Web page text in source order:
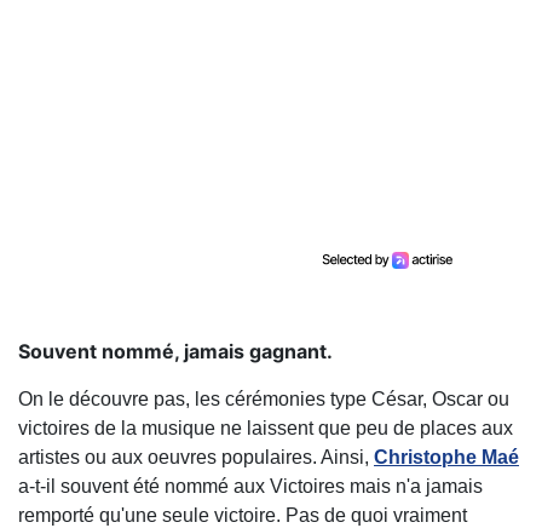
Souvent nommé, jamais gagnant.
On le découvre pas, les cérémonies type César, Oscar ou
victoires de la musique ne laissent que peu de places aux
artistes ou aux oeuvres populaires. Ainsi, Christophe Maé
a-t-il souvent été nommé aux Victoires mais n'a jamais
remporté qu'une seule victoire. Pas de quoi vraiment